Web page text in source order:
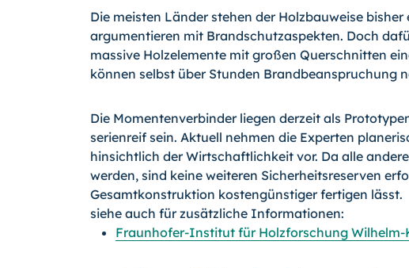
Die meisten Länder stehen der Holzbauweise
argumentieren mit Brandschutzaspekten. Doch
massive Holzelemente mit großen Querschnitten
können selbst über Stunden Brandbeanspruchung
Die Momentenverbinder liegen derzeit als
serienreif sein. Aktuell nehmen die Experten
hinsichtlich der Wirtschaftlichkeit vor. Da alle
werden, sind keine weiteren Sicherheitsreserven
Gesamtkonstruktion kostengünstiger fertigen lässt.
siehe auch für zusätzliche Informationen:
Fraunhofer-Institut für Holzforschung